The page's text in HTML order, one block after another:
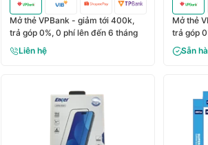
Mở thẻ VPBank - giảm tới 400k,
trả góp 0%, 0 phí lên đến 6 tháng
Liên hệ
Mở thẻ
trả góp
Sẵn